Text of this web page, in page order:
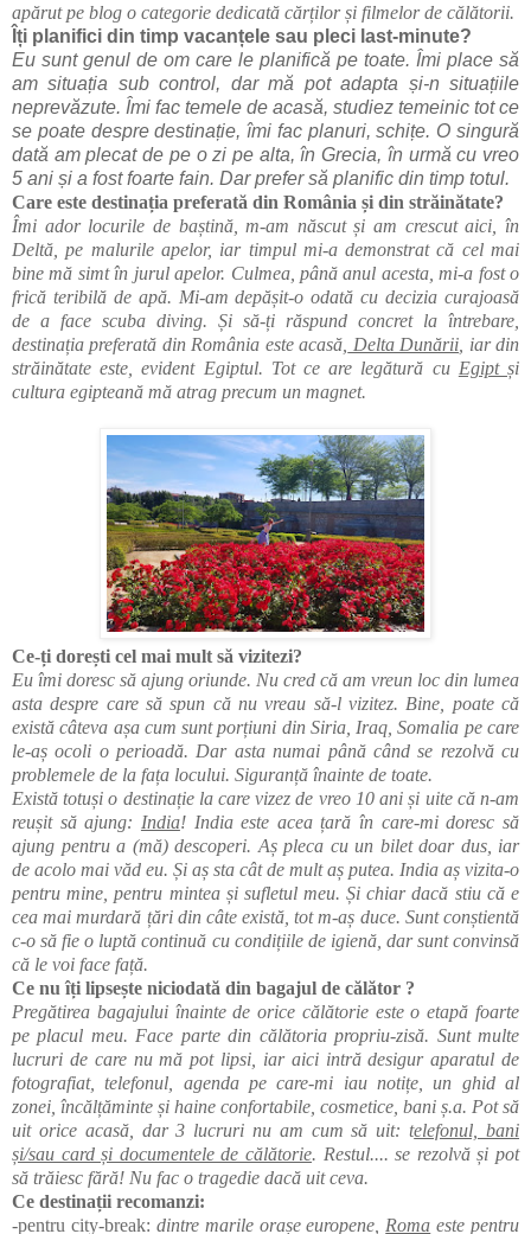
apărut pe blog o categorie dedicată cărților și filmelor de călătorii.
Îți planifici din timp vacanțele sau pleci last-minute?
Eu sunt genul de om care le planifică pe toate. Îmi place să
am situația sub control, dar mă pot adapta și-n situațiile
neprevăzute. Îmi fac temele de acasă, studiez temeinic tot ce
se poate despre destinație, îmi fac planuri, schițe. O singură
dată am plecat de pe o zi pe alta, în Grecia, în urmă cu vreo
5 ani și a fost foarte fain. Dar prefer să planific din timp totul.
Care este destinația preferată din România și din străinătate?
Îmi ador locurile de baștină, m-am născut și am crescut aici, în
Deltă, pe malurile apelor, iar timpul mi-a demonstrat că cel mai
bine mă simt în jurul apelor. Culmea, până anul acesta, mi-a fost o
frică teribilă de apă. Mi-am depășit-o odată cu decizia curajoasă
de a face scuba diving. Și să-ți răspund concret la întrebare,
destinația preferată din România este acasă, Delta Dunării , iar din
străinătate este, evident Egiptul. Tot ce are legătură cu Egiptși
cultura egipteană mă atrag precum un magnet.
Ce-ți dorești cel mai mult să vizitezi?
Eu îmi doresc să ajung oriunde. Nu cred că am vreun loc din lumea
asta despre care să spun că nu vreau să-l vizitez. Bine, poate că
există câteva așa cum sunt porțiuni din Siria, Iraq, Somalia pe care
le-aș ocoli o perioadă. Dar asta numai până când se rezolvă cu
problemele de la fața locului. Siguranță înainte de toate.
Există totuși o destinație la care vizez de vreo 10 ani și uite că n-am
reușit să ajung: India! India este acea țară în care-mi doresc să
ajung pentru a (mă) descoperi. Aș pleca cu un bilet doar dus, iar
de acolo mai văd eu. Și aș sta cât de mult aș putea. India aș vizita-o
pentru mine, pentru mintea și sufletul meu. Și chiar dacă stiu că e
cea mai murdară țări din câte există, tot m-aș duce. Sunt conștientă
c-o să fie o luptă continuă cu condițiile de igienă, dar sunt convinsă
că le voi face față.
Ce nu îți lipsește niciodată din bagajul de călător ?
Pregătirea bagajului înainte de orice călătorie este o etapă foarte
pe placul meu. Face parte din călătoria propriu-zisă. Sunt multe
lucruri de care nu mă pot lipsi, iar aici intră desigur aparatul de
fotografiat, telefonul, agenda pe care-mi iau notițe, un ghid al
zonei, încălțăminte și haine confortabile, cosmetice, bani ș.a. Pot să
uit orice acasă, dar 3 lucruri nu am cum să uit: telefonul, bani
și/sau card și documentele de călătorie. Restul.... se rezolvă și pot
să trăiesc fără! Nu fac o tragedie dacă uit ceva.
Ce destinații recomanzi:
-pentru city-break: dintre marile orașe europene, Roma este pentru